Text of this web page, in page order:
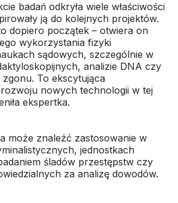
badań odkryła wiele właściwości
ją do kolejnych projektów.
dopiero początek – otwiera on
wykorzystania fizyki
sądowych, szczególnie w
analizie DNA czy
To ekscytująca
nowych technologii w tej
ekspertka.
może znaleźć zastosowanie w
jednostkach
śladów przestępstw czy
za analizę dowodów.